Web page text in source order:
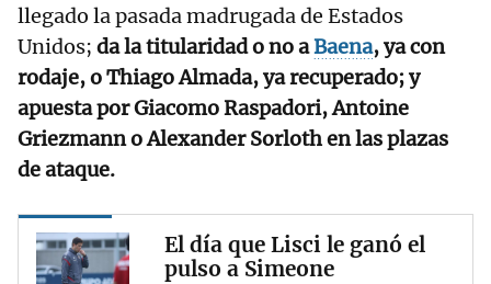
llegado la pasada madrugada de Estados
Unidos; da la titularidad o no aBaena, ya con
rodaje, o Thiago Almada, ya recuperado; y
apuesta por Giacomo Raspadori, Antoine
Griezmann o Alexander Sorloth en las plazas
de ataque.
El día que Lisci le ganó el
pulso a Simeone